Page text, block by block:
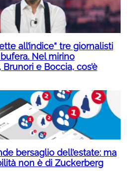
all’indice” tre giornalisti
Nel mirino
e Boccia, cos’è
bersaglio dell’estate: ma
non è di Zuckerberg